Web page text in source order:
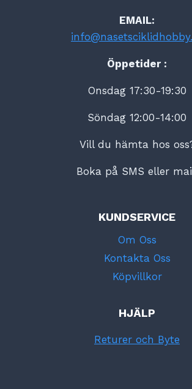
EMAIL:
Öppetider :
Onsdag 17:30-19:30
Söndag 12:00-14:00
Vill du hämta hos
Boka på SMS eller
KUNDSERVICE
Om Oss
Kontakta Oss
Köpvillkor
HJÄLP
Returer och Byte